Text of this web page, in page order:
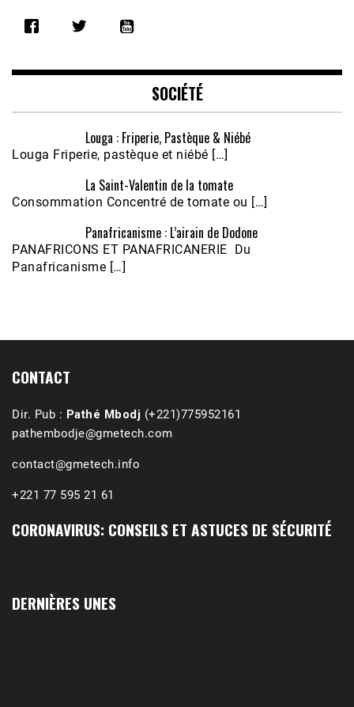
RSS FEED
EMBED
Écoutez le parcours de Claudiane Kapia
Nobana (Podologue)
Feb 24, 2021 • 28mn
1988-1989 :  La polémique de Guidimakha
SOCIÉTÉ
Louga : Friperie, Pastèque & Niébé
Louga Friperie, pastèque et niébé […]
La Saint-Valentin de la tomate
Consommation Concentré de tomate ou […]
Panafricanisme : L’airain de Dodone
PANAFRICONS ET PANAFRICANERIE Du
Panafricanisme […]
CONTACT
Dir. Pub : Pathé Mbodj (+221)775952161
pathembodje@gmetech.com
contact@gmetech.info
+221 77 595 21 61
CORONAVIRUS: CONSEILS ET ASTUCES DE SÉCURITÉ
DERNIÈRES UNES